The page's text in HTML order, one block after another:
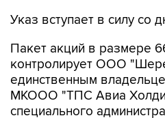
Указ вступает в силу со
Пакет акций в размере
контролирует ООО
единственным
МКООО "ТПС Авиа
специального